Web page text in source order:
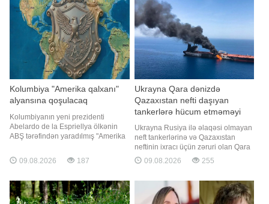
Mütəxəssislərin sözlərinə görə,
pişiklə
alıb və valideynlərini
Kolumbiya "Amerika qalxanı"
alyansına qoşulacaq
Kolumbiyanın yeni prezidenti
Abelardo de la Espriellya ölkənin
ABŞ tərəfindən yaradılmış "Amerika
bildirib. "Report" xəbər verir ki, o,
bunu avqustun 7-də keçirilən
başçısı kimi ilk çıxışında deyib. De la
Espriellyanı
09.08.2026 187
Ukrayna Qara dənizdə
Qazaxıstan nefti daşıyan
tankerlərə hücum etməməyi
öhdəsinə götürüb
Ukrayna Rusiya ilə əlaqəsi olmayan
neft tankerlərinə və Qazaxıstan
neftinin ixracı üçün zəruri olan Qara
dənizdəki infrastruktura zərbələr
endirməməyi öhdəsinə götürüb.
"Bloomberg" agentliyi amerikalı
məmura istinadən məlumat yayıb.
09.08.2026 255